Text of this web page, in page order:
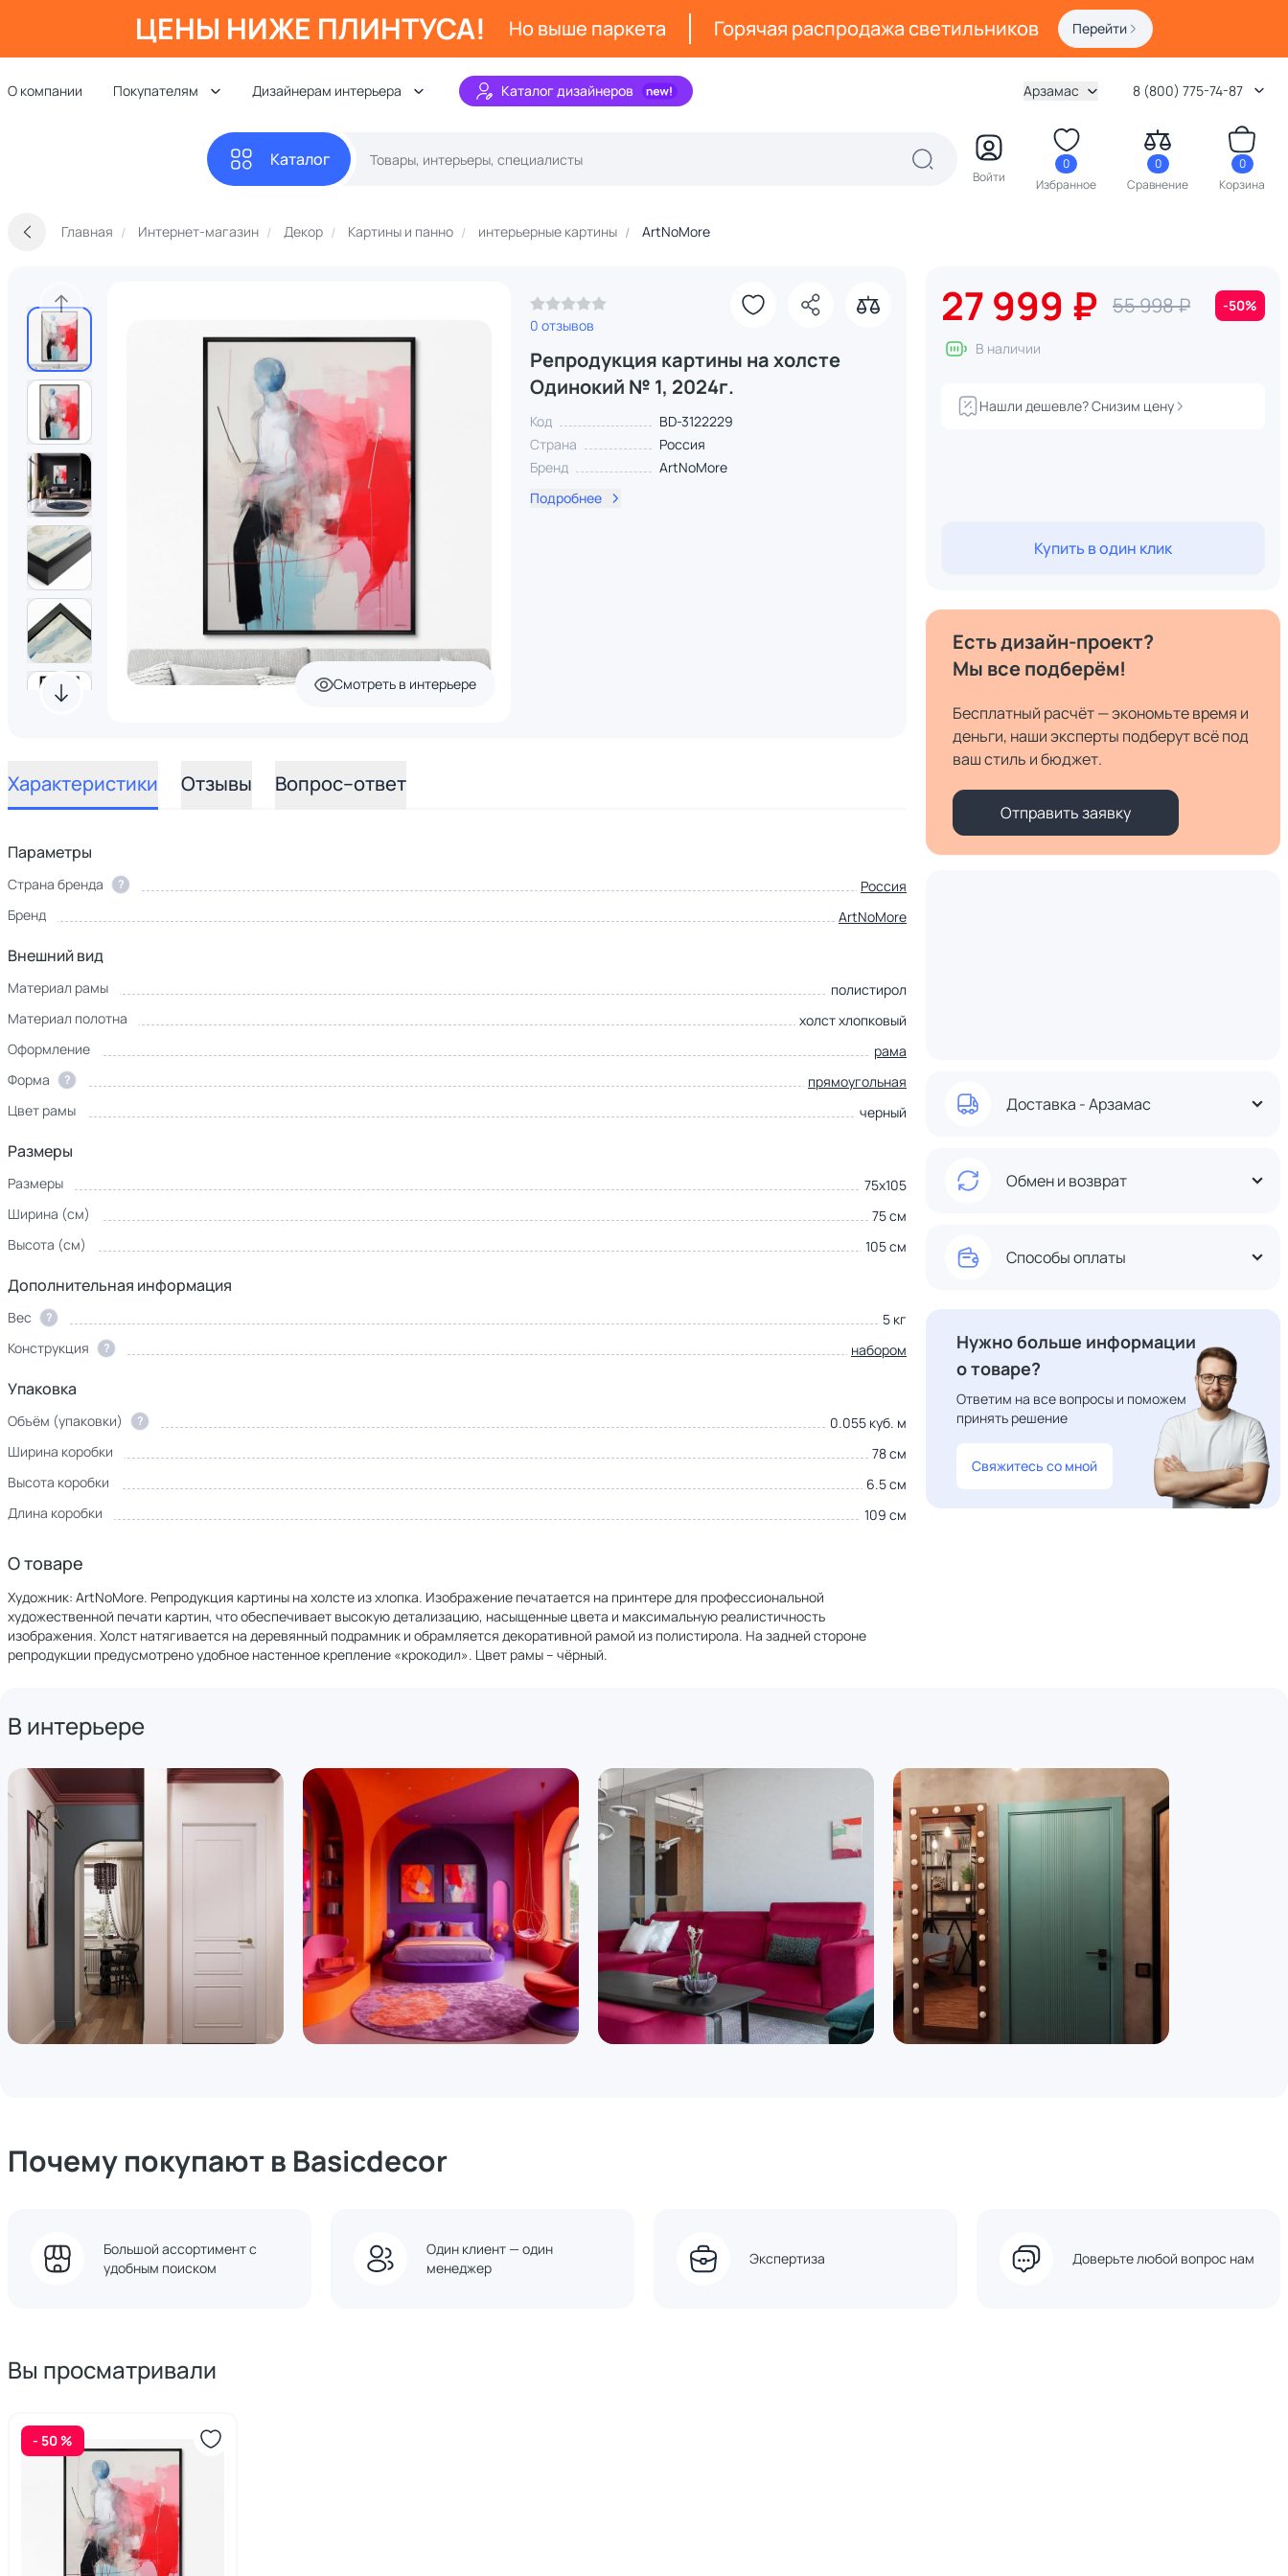
ЦЕНЫ НИЖЕ ПЛИНТУСА! Но выше паркета Горячая распродажа светильников Перейти
О компании Покупателям Дизайнерам интерьера Каталог дизайнеров Арзамас 8 (800) 775-74-87
Каталог
Войти
0
Избранное
0
Сравнение
0
Корзина
Главная Интернет-магазин Декор Картины и панно интерьерные картины ArtNoMore
Смотреть в интерьере
0 отзывов
Репродукция картины на холсте
Одинокий № 1, 2024г.
Код
BD-3122229
Страна
Россия
Бренд
ArtNoMore
Подробнее
Характеристики Отзывы Вопрос–ответ
Параметры
Страна бренда ?
Россия
Бренд
ArtNoMore
Внешний вид
Материал рамы
полистирол
Материал полотна
холст хлопковый
Оформление
рама
Форма
?
прямоугольная
Цвет рамы
черный
Размеры
Размеры
75х105
Ширина (см)
75 см
Высота (см)
105 см
Дополнительная информация
Вес ?
5 кг
Конструкция
? набором
Упаковка
Объём (упаковки) ?
0.055 куб. м
Ширина коробки
78 см
Высота коробки
6.5 см
Длина коробки
109 см
О товаре
Художник: ArtNoMore. Репродукция картины на холсте из хлопка. Изображение печатается на принтере для профессиональной
художественной печати картин, что обеспечивает высокую детализацию, насыщенные цвета и максимальную реалистичность
изображения. Холст натягивается на деревянный подрамник и обрамляется декоративной рамой из полистирола. На задней стороне
репродукции предусмотрено удобное настенное крепление «крокодил». Цвет рамы – чёрный.
27 999 ₽ 55 998 ₽ -50%
В наличии
Нашли дешевле? Снизим цену
Купить в один клик
Есть дизайн-проект?
Мы все подберём!
Бесплатный расчёт — экономьте время и
деньги, наши эксперты подберут всё под
ваш стиль и бюджет.
Отправить заявку
Доставка - Арзамас
Обмен и возврат
Способы оплаты
Нужно больше информации
о товаре?
Ответим на все вопросы и поможем
принять решение
Свяжитесь со мной
В интерьере
Почему покупают в Basicdecor
Большой ассортимент с
удобным поиском
Один клиент — один
менеджер
Экспертиза Доверьте любой вопрос нам
Вы просматривали
- 50 %